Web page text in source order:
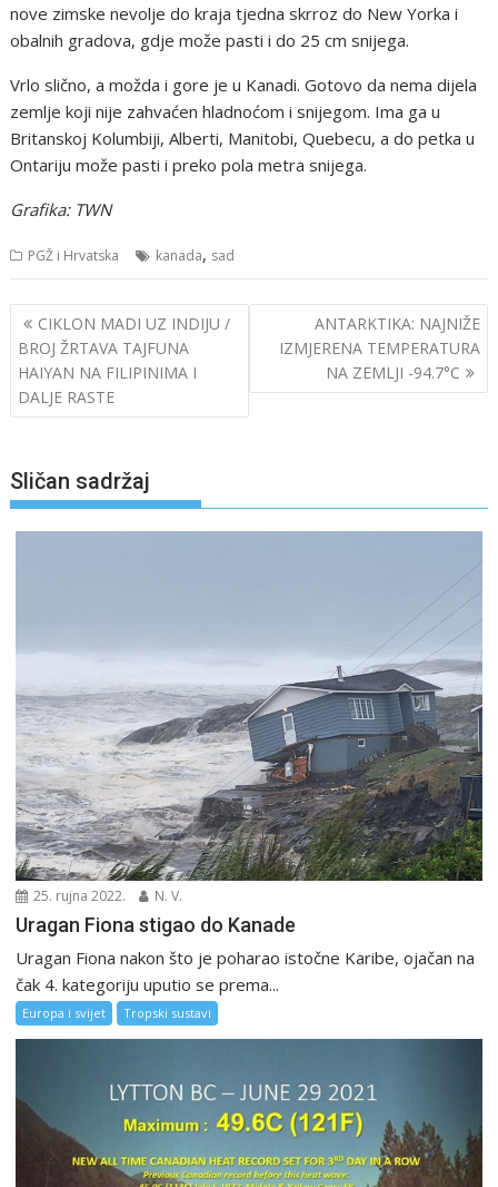
nove zimske nevolje do kraja tjedna skrroz do New Yorka i
obalnih gradova, gdje može pasti i do 25 cm snijega.
Vrlo slično, a možda i gore je u Kanadi. Gotovo da nema dijela
zemlje koji nije zahvaćen hladnoćom i snijegom. Ima ga u
Britanskoj Kolumbiji, Alberti, Manitobi, Quebecu, a do petka u
Ontariju može pasti i preko pola metra snijega.
Grafika: TWN
PGŽ i Hrvatska kanada, sad
Navigacija
objava
CIKLON MADI UZ INDIJU /
BROJ ŽRTAVA TAJFUNA
HAIYAN NA FILIPINIMA I
DALJE RASTE
ANTARKTIKA: NAJNIŽE
IZMJERENA TEMPERATURA
NA ZEMLJI -94.7°C
Sličan sadržaj
25. rujna 2022. N. V.
Uragan Fiona stigao do Kanade
Uragan Fiona nakon što je poharao istočne Karibe, ojačan na
čak 4. kategoriju uputio se prema...
Europa i svijet Tropski sustavi